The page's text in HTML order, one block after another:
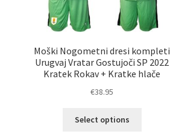
Moški Nogometni dresi kompleti
Urugvaj Vratar Gostujoči SP 2022
Kratek Rokav + Kratke hlače
€38.95
Select options